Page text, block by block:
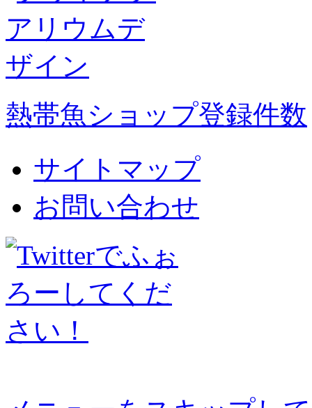
熱帯魚ショップ登録件数
サイトマップ
お問い合わせ